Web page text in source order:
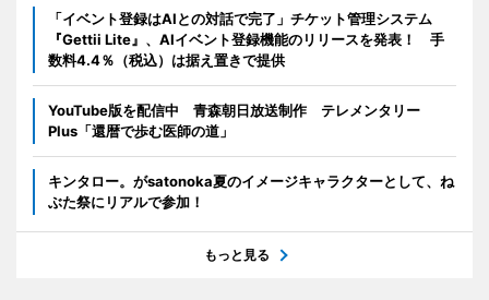
「イベント登録はAIとの対話で完了」チケット管理システム
『Gettii Lite』、AIイベント登録機能のリリースを発表！ 手
数料4.4％（税込）は据え置きで提供
YouTube版を配信中 青森朝日放送制作 テレメンタリー
Plus「還暦で歩む医師の道」
キンタロー。がsatonoka夏のイメージキャラクターとして、ね
ぶた祭にリアルで参加！
もっと見る